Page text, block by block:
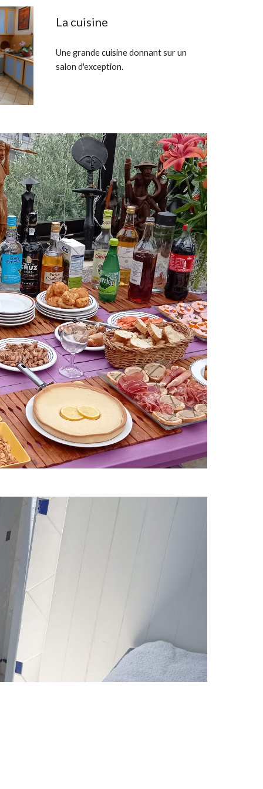
La cuisine
Une grande cuisine donnant sur un
salon d'exception.